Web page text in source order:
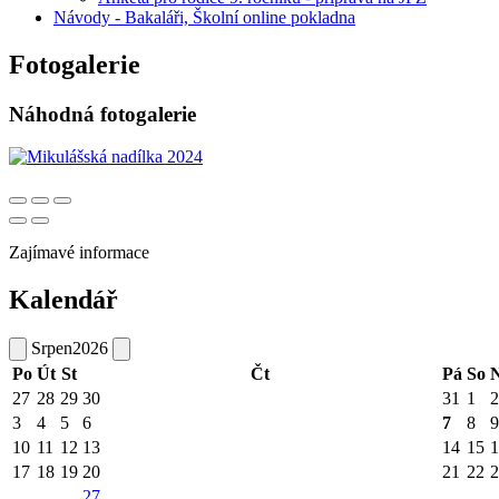
Návody - Bakaláři, Školní online pokladna
Fotogalerie
Náhodná fotogalerie
Zajímavé informace
Kalendář
Srpen2026
Po Út St Čt Pá So
27 28 29 30 31 1
2
3
4 5 6 7 8
9
10 11 12 13 14 15
17 18 19 20 21 22